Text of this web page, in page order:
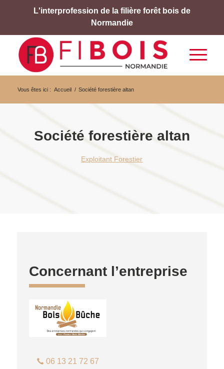
L'interprofession de la filière forêt bois de
Normandie
Vous êtes ici : Accueil / Société forestière altan
Société forestière altan
Exploitant Forestier
Concernant l’entreprise
06 13 21 72 67